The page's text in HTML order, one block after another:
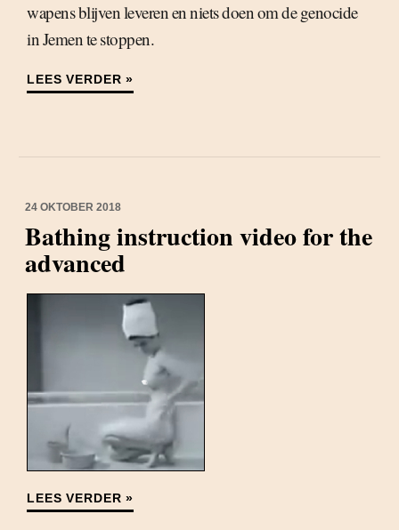
wapens blijven leveren en niets doen om de genocide
in Jemen te stoppen.
LEES VERDER »
24 OKTOBER 2018
Bathing instruction video for the
advanced
LEES VERDER »